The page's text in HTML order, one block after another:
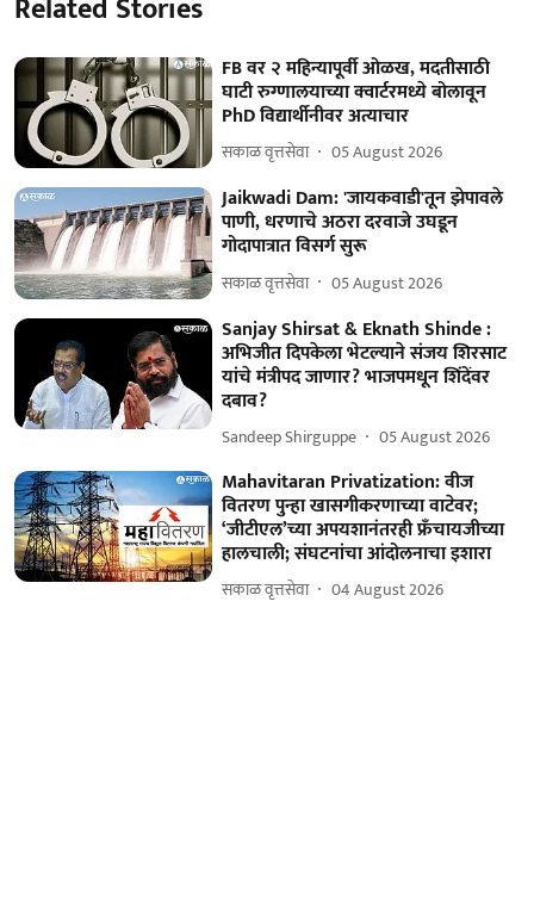
FB वर २ महिन्यापूर्वी ओळख, मदतीसाठी
घाटी रुग्णालयाच्या क्वार्टरमध्ये बोलावून
PhD विद्यार्थीनीवर अत्याचार
सकाळ वृत्तसेवा 05 August 2026
Jaikwadi Dam: 'जायकवाडी'तून झेपावले
पाणी, धरणाचे अठरा दरवाजे उघडून
गोदापात्रात विसर्ग सुरू
सकाळ वृत्तसेवा 05 August 2026
Sanjay Shirsat & Eknath Shinde :
अभिजीत दिपकेला भेटल्याने संजय शिरसाट
यांचे मंत्रीपद जाणार? भाजपमधून शिंदेंवर
दबाव?
Sandeep Shirguppe 05 August 2026
Mahavitaran Privatization: वीज
वितरण पुन्हा खासगीकरणाच्या वाटेवर;
‘जीटीएल’च्या अपयशानंतरही फ्रँचायजीच्या
हालचाली; संघटनांचा आंदोलनाचा इशारा
सकाळ वृत्तसेवा 04 August 2026